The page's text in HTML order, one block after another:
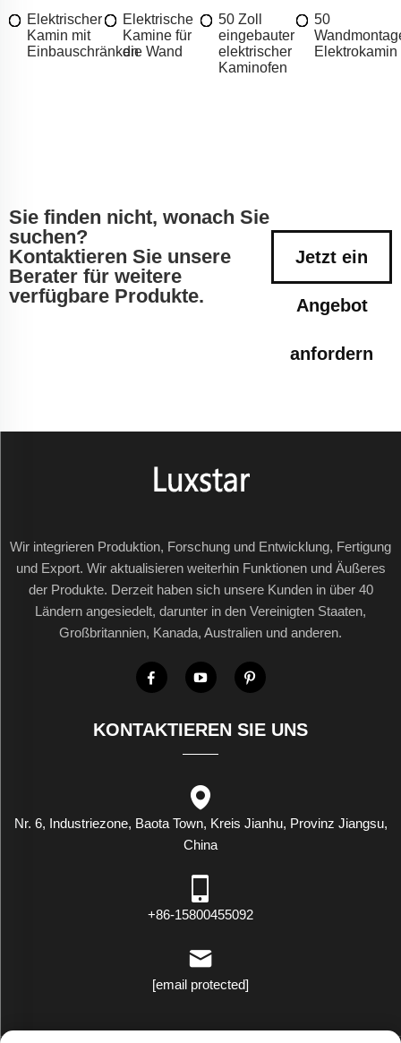
Elektrischer
Kamin mit
Einbauschränken
Elektrische
Kamine für
die Wand
50 Zoll
eingebauter
elektrischer
Kaminofen
50
Elektrokamin
Sie finden nicht, wonach Sie
suchen?
Kontaktieren Sie unsere
Berater für weitere
verfügbare Produkte.
Jetzt ein
Angebot
anfordern
Wir integrieren Produktion, Forschung und Entwicklung, Fertigung
und Export. Wir aktualisieren weiterhin Funktionen und Äußeres
der Produkte. Derzeit haben sich unsere Kunden in über 40
Ländern angesiedelt, darunter in den Vereinigten Staaten,
Großbritannien, Kanada, Australien und anderen.
KONTAKTIEREN SIE UNS
Nr. 6, Industriezone, Baota Town, Kreis Jianhu, Provinz Jiangsu,
China
+86-15800455092
[email protected]